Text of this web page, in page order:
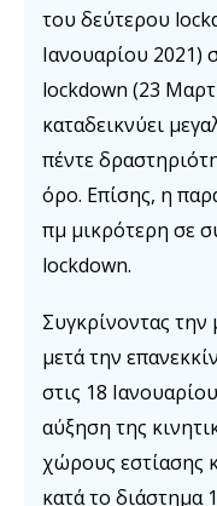
του δεύτερου
Ιανουαρίου 2021)
lockdown (23
καταδεικνύει
πέντε
όρο. Επίσης, η
πμ μικρότερη σε
lockdown.
Συγκρίνοντας την
μετά την
στις 18
αύξηση της
χώρους εστίασης
κατά το διάστημα